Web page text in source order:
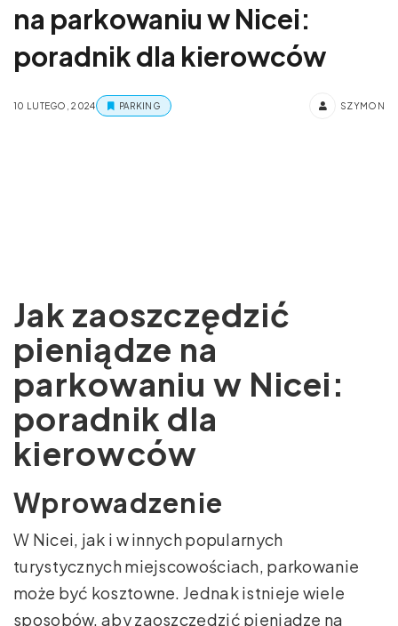
na parkowaniu w Nicei:
poradnik dla kierowców
10 LUTEGO, 2024 PARKING SZYMON
Jak zaoszczędzić
pieniądze na
parkowaniu w Nicei:
poradnik dla
kierowców
Wprowadzenie
W Nicei, jak i w innych popularnych
turystycznych miejscowościach, parkowanie
może być kosztowne. Jednak istnieje wiele
sposobów, aby zaoszczędzić pieniądze na